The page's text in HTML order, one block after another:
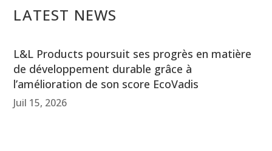
LATEST NEWS
L&L Products poursuit ses progrès en matière
de développement durable grâce à
l’amélioration de son score EcoVadis
Juil 15, 2026